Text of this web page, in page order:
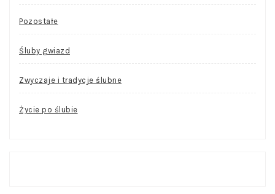
Pozostałe
Śluby gwiazd
Zwyczaje i tradycje ślubne
Życie po ślubie